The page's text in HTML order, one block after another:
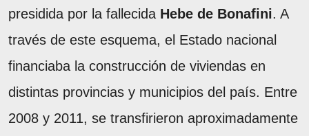
presidida por la fallecida Hebe de Bonafini. A
través de este esquema, el Estado nacional
financiaba la construcción de viviendas en
distintas provincias y municipios del país. Entre
2008 y 2011, se transfirieron aproximadamente